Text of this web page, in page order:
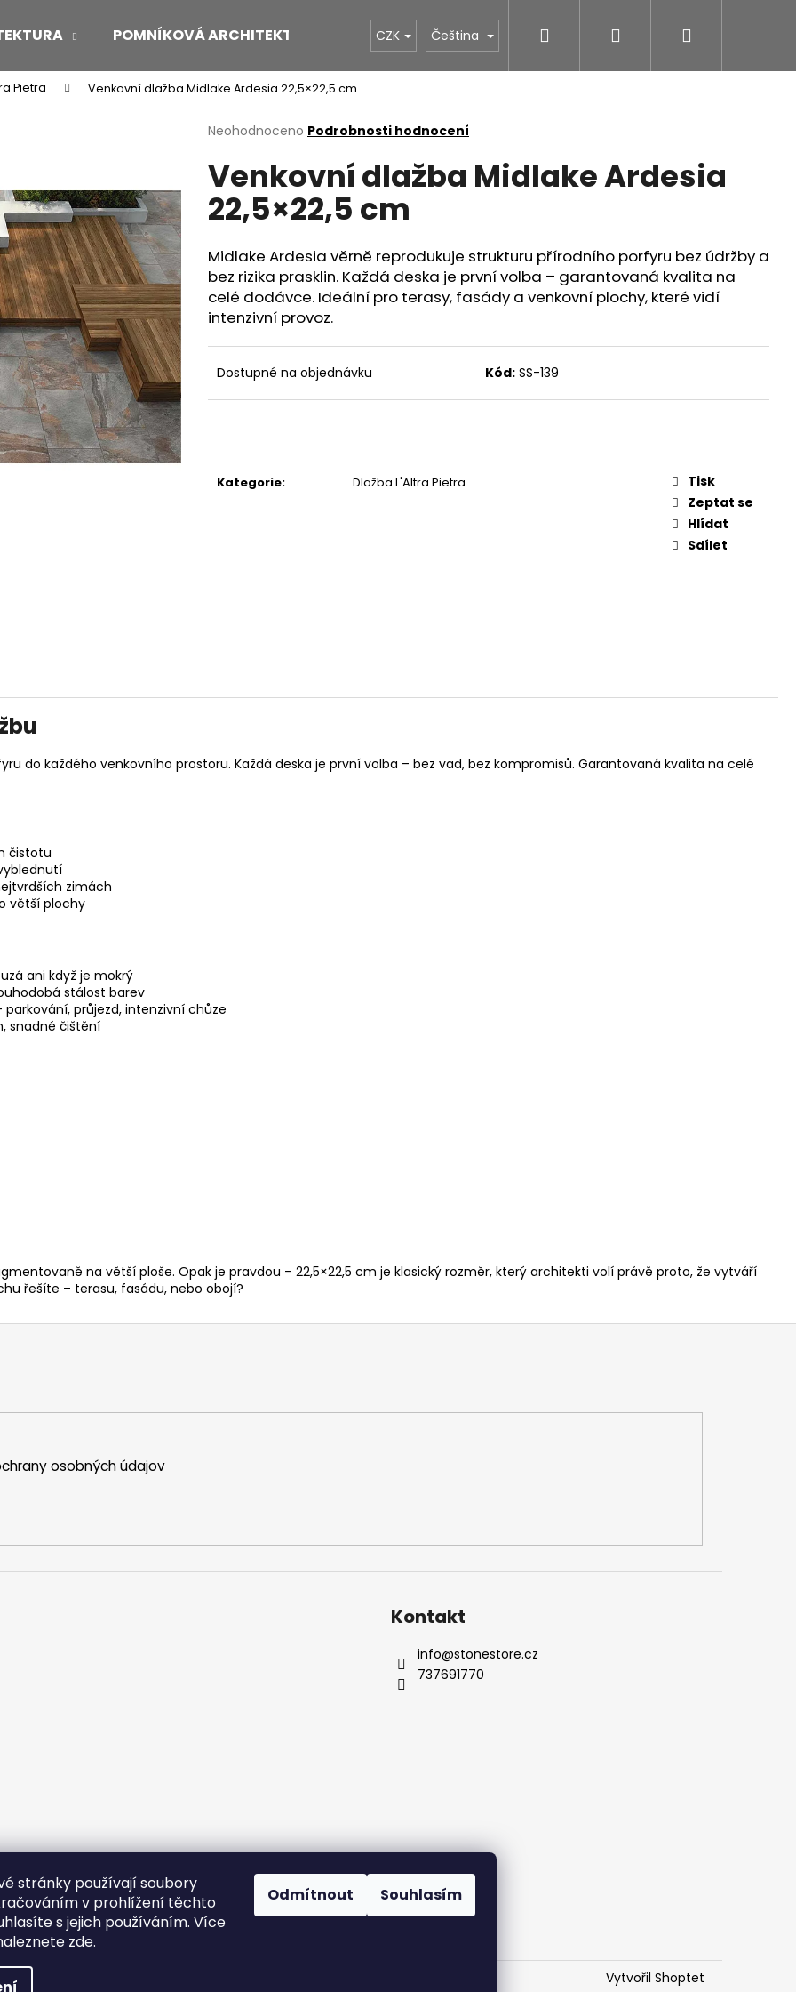
stránky používají soubory
v prohlížení těchto
s jejich používáním. Více
zde.
Odmítnout Souhlasím
POMNÍKOVÁ ARCHITEKTURA O NÁS STONESTORE ceník hrobů Povrchové
CZK Čeština Přihlášení
Pietra Venkovní dlažba Midlake Ardesia 22,5×22,5 cm
Průměrné
produktu
je
0,0
z
hvězdiček.
Neohodnoceno Podrobnosti hodnocení
Venkovní dlažba Midlake Ardesia
22,5×22,5 cm
Midlake Ardesia věrně reprodukuje strukturu přírodního porfyru bez údržby a
bez rizika prasklin. Každá deska je první volba – garantovaná kvalita na
celé dodávce. Ideální pro terasy, fasády a venkovní plochy, které vidí
intenzivní provoz.
Dostupné na objednávku Kód: SS-139
Kategorie: Dlažba L'Altra Pietra
Tisk
Zeptat se
Hlídat
Sdílet
do každého venkovního prostoru. Každá deska je první volba – bez vad, bez kompromisů. Garantovaná kvalita na celé
čistotu
zimách
větší plochy
ani když je mokrý
stálost barev
parkování, průjezd, intenzivní chůze
snadné čištění
na větší ploše. Opak je pravdou – 22,5×22,5 cm je klasický rozměr, který architekti volí právě proto, že vytváří
řešíte – terasu, fasádu, nebo obojí?
Co potřebujete najít?
HLEDAT
Doporučujeme
osobných údajov
Kontakt
info@stonestore.cz
737691770
podmínky Podmínky ochrany osobních údajů Velkoobchod Kontakty
Vytvořil Shoptet